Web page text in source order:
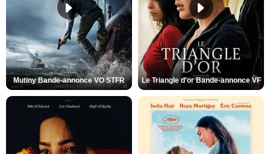
Mutiny Bande-annonce VO STFR Le Triangle d'or Bande-annonce VF